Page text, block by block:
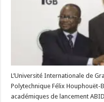
L’Université Internationale de
Polytechnique Félix
académiques de lancement